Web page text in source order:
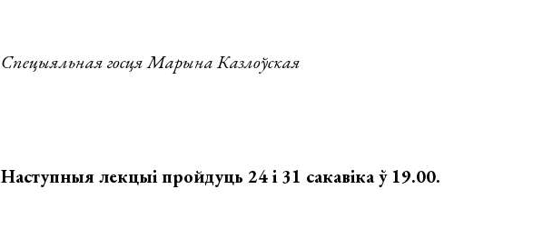
Спецыяльная госця Марына Казлоўская
Наступныя лекцыі пройдуць 24 і 31 сакавіка ў 19.00.